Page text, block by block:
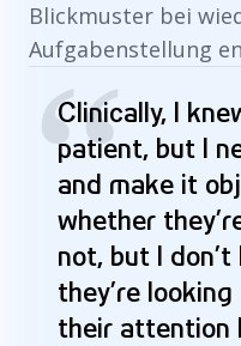
Blickmuster bei
Aufgabenstellung
“
Clinically, I
patient, but I
and make it
whether
not, but I
they’re
their attention